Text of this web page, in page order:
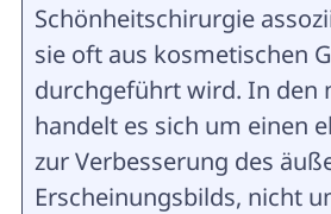
Schönheitschirurgie
sie oft aus kosmetischen
durchgeführt wird. In den
handelt es sich um einen
zur Verbesserung des
Erscheinungsbilds, nicht